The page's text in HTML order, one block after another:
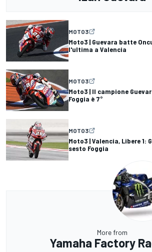
MOTO3
Moto3 | Guevara batte
l'ultima a Valencia
MOTO3
Moto3 | Il campione
Foggia è 7°
MOTO3
Moto3 | Valencia, Libere 1:
sesto Foggia
More from
Yamaha Factory